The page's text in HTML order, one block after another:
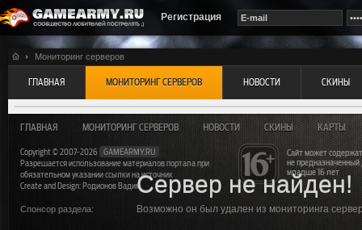
Регистрация
Мониторинг серверов
ГЛАВНАЯ МОНИТОРИНГ СЕРВЕРОВ НОВОСТИ СКИНЫ
Сервер не найден!
Возможно он был удален из мониторинга
Сайт может
не
младше 16 лет
ГЛАВНАЯ МОНИТОРИНГ СЕРВЕРОВ НОВОСТИ СКИНЫ КАРТЫ
Copyright © 2007-2026
GAMEARMY.RU
Разрешается использование материалов портала при
обязательном указании ссылки на источник
Create and Design: Родионов Вадим
Спонсор раздела: